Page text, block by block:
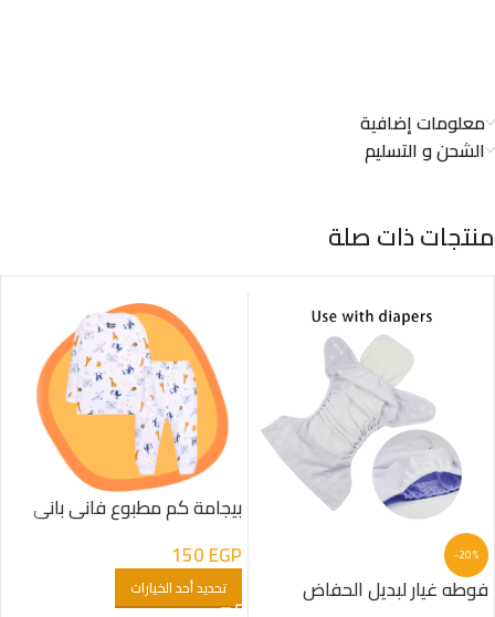
معلومات إضافية
الشحن و التسليم
منتجات ذات صلة
-20%
فوطه غيار لبديل الحفاض
بيجامة كم مطبوع فانى بانى
150EGP
تحديد أحد الخيارات